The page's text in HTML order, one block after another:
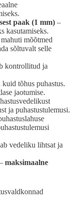
paak (1 mm) –
kasutamiseks.
mõõtmed
sõltuvalt selle
kontrollitud ja
kuid tõhus puhastus.
jaotumise.
ja puhastustulemusi.
vedeliku lihtsat ja
maksimaalne